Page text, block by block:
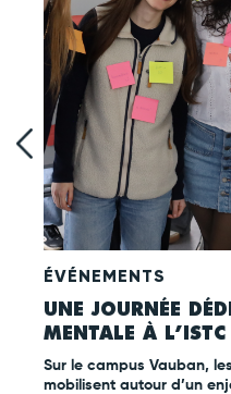
ÉVÉNEMENTS
UNE JOURNÉE
MENTALE À L’ISTC
Sur le campus Vauban,
mobilisent autour d’un